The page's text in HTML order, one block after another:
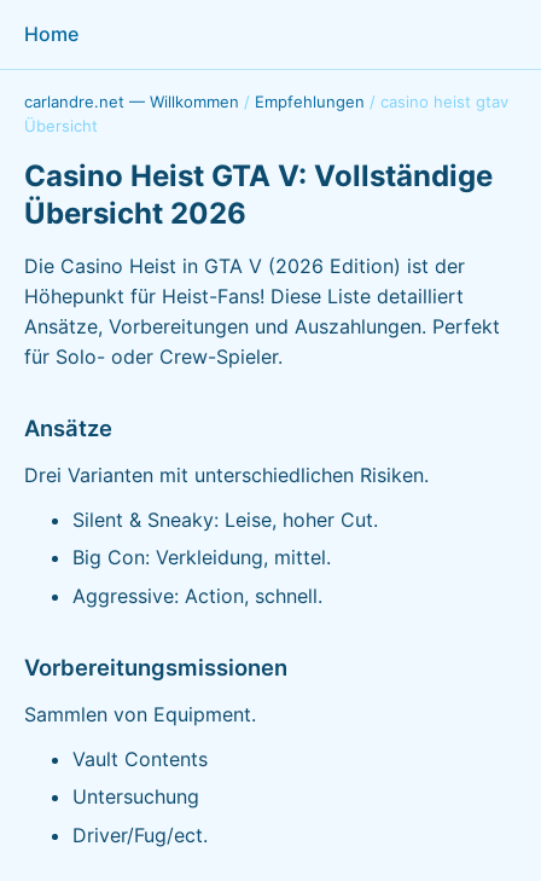
Home
carlandre.net — Willkommen / Empfehlungen / casino heist gtav
Übersicht
Casino Heist GTA V: Vollständige
Übersicht 2026
Die Casino Heist in GTA V (2026 Edition) ist der
Höhepunkt für Heist-Fans! Diese Liste detailliert
Ansätze, Vorbereitungen und Auszahlungen. Perfekt
für Solo- oder Crew-Spieler.
Ansätze
Drei Varianten mit unterschiedlichen Risiken.
Silent & Sneaky: Leise, hoher Cut.
Big Con: Verkleidung, mittel.
Aggressive: Action, schnell.
Vorbereitungsmissionen
Sammlen von Equipment.
Vault Contents
Untersuchung
Driver/Fug/ect.